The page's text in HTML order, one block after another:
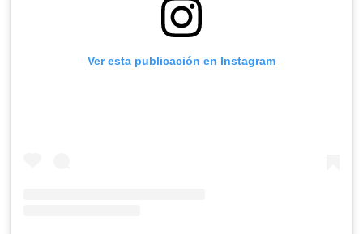
Ver esta publicación en Instagram